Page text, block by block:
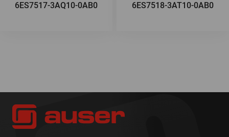
6ES7517-3AQ10-0AB0 6ES7518-3AT10-0AB0